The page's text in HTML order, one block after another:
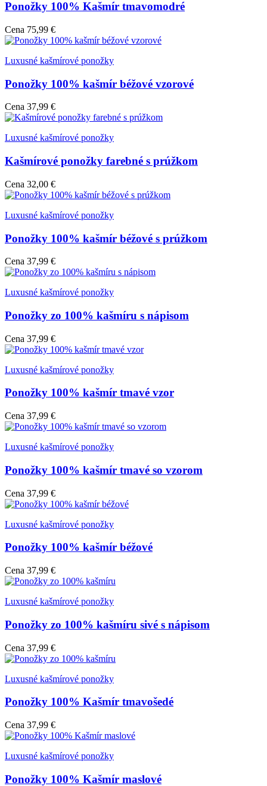
Ponožky 100% Kašmír tmavomodré
Cena 75,99 €
Luxusné kašmírové ponožky
Ponožky 100% kašmír béžové vzorové
Cena 37,99 €
Luxusné kašmírové ponožky
Kašmírové ponožky farebné s prúžkom
Cena 32,00 €
Luxusné kašmírové ponožky
Ponožky 100% kašmír béžové s prúžkom
Cena 37,99 €
Luxusné kašmírové ponožky
Ponožky zo 100% kašmíru s nápisom
Cena 37,99 €
Luxusné kašmírové ponožky
Ponožky 100% kašmír tmavé vzor
Cena 37,99 €
Luxusné kašmírové ponožky
Ponožky 100% kašmír tmavé so vzorom
Cena 37,99 €
Luxusné kašmírové ponožky
Ponožky 100% kašmír béžové
Cena 37,99 €
Luxusné kašmírové ponožky
Ponožky zo 100% kašmíru sivé s nápisom
Cena 37,99 €
Luxusné kašmírové ponožky
Ponožky 100% Kašmír tmavošedé
Cena 37,99 €
Luxusné kašmírové ponožky
Ponožky 100% Kašmír maslové